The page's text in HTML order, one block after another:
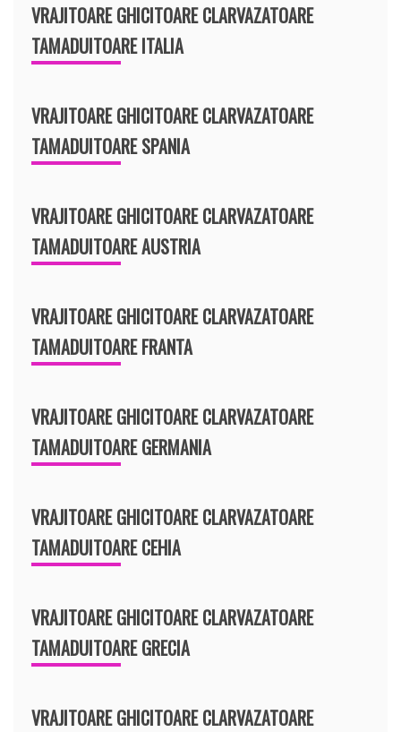
VRAJITOARE GHICITOARE CLARVAZATOARE
TAMADUITOARE ITALIA
VRAJITOARE GHICITOARE CLARVAZATOARE
TAMADUITOARE SPANIA
VRAJITOARE GHICITOARE CLARVAZATOARE
TAMADUITOARE AUSTRIA
VRAJITOARE GHICITOARE CLARVAZATOARE
TAMADUITOARE FRANTA
VRAJITOARE GHICITOARE CLARVAZATOARE
TAMADUITOARE GERMANIA
VRAJITOARE GHICITOARE CLARVAZATOARE
TAMADUITOARE CEHIA
VRAJITOARE GHICITOARE CLARVAZATOARE
TAMADUITOARE GRECIA
VRAJITOARE GHICITOARE CLARVAZATOARE